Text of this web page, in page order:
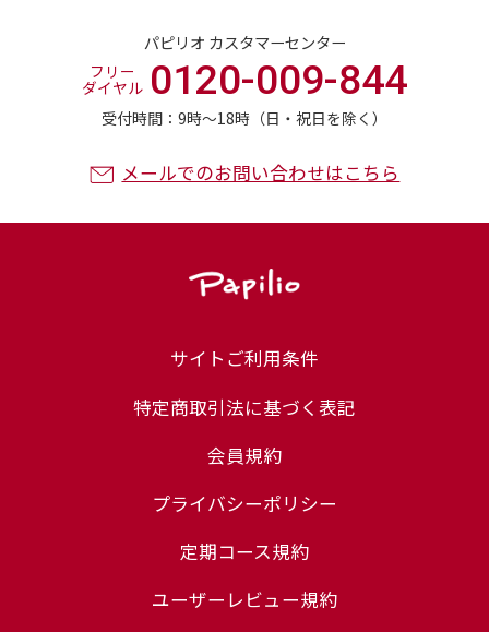
パピリオ カスタマーセンター
受付時間：9時〜18時（日・祝日を除く）
フリー
ダイヤル 0120-009-844
メールでのお問い合わせはこちら
サイトご利用条件
特定商取引法に基づく表記
会員規約
プライバシーポリシー
定期コース規約
ユーザーレビュー規約